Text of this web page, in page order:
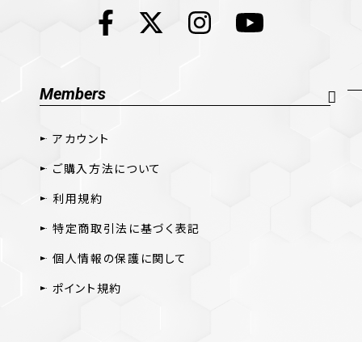
Members
アカウント
ご購入方法について
利用規約
特定商取引法に基づく表記
個人情報の保護に関して
ポイント規約